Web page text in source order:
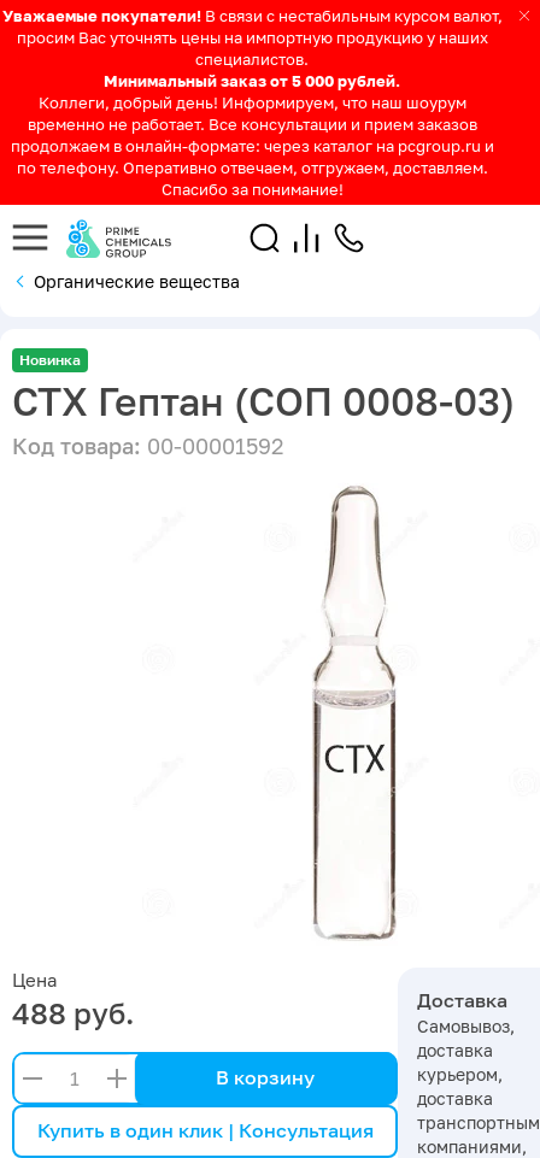
Уважаемые покупатели! В связи с нестабильным курсом валют,
просим Вас уточнять цены на импортную продукцию у наших
специалистов.
Минимальный заказ от 5 000 рублей.
Коллеги, добрый день! Информируем, что наш шоурум
временно не работает. Все консультации и прием заказов
продолжаем в онлайн-формате: через каталог на pcgroup.ru и
по телефону. Оперативно отвечаем, отгружаем, доставляем.
Спасибо за понимание!
Органические вещества
Новинка
СТХ Гептан (СОП 0008-03)
Код товара: 00-00001592
Цена
488 руб.
В корзину
Купить в один клик | Консультация
Доставка
Самовывоз,
доставка
курьером,
доставка
компаниями,